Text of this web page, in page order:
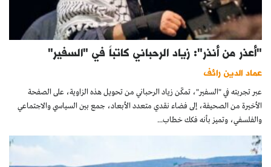
"أعذر من أنذر": زياد الرحباني كاتباً في "السفير"
عماد الدين رائف
عبر تجربته في "السفير"، تمكّن زياد الرحباني من تحويل هذه الزاوية، على الصفحة
الأخيرة من الصحيفة، إلى فضاء نقدي متعدد الأبعاد، جمع بين السياسي والاجتماعي
والفلسفي، وتميز بأنه فكك خطاب...